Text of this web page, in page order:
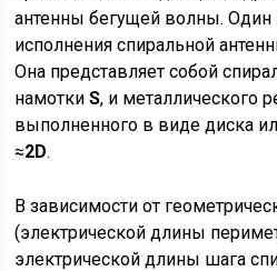
антенны бегущей волны. Один
исполнения спиральной
Она представляет собой
намоткиS, и металлического
выполненного в виде диска
≈2D.
В зависимости от
(электрической длины
электрической длины шага